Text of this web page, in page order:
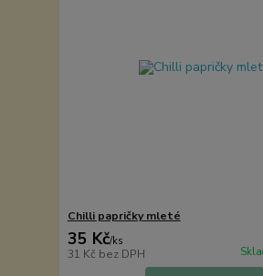
Chilli papričky mleté
35 Kč/ks
31 Kč bez DPH